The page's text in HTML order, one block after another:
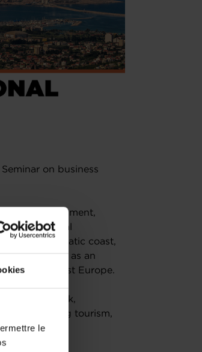
le
on business
environment,
international
on the Adriatic coast,
the country as an
and Southeast Europe.
outlook,
including tourism,